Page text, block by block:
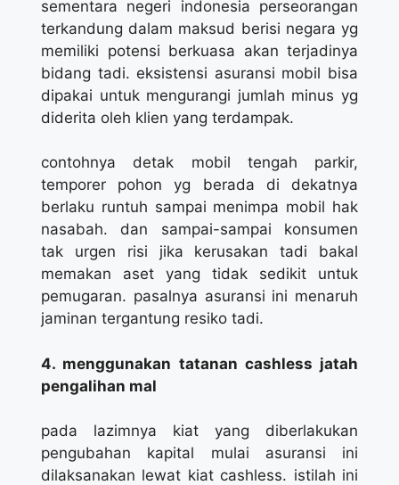
sementara negeri indonesia perseorangan
terkandung dalam maksud berisi negara yg
memiliki potensi berkuasa akan terjadinya
bidang tadi. eksistensi asuransi mobil bisa
dipakai untuk mengurangi jumlah minus yg
diderita oleh klien yang terdampak.
contohnya detak mobil tengah parkir,
temporer pohon yg berada di dekatnya
berlaku runtuh sampai menimpa mobil hak
nasabah. dan sampai-sampai konsumen
tak urgen risi jika kerusakan tadi bakal
memakan aset yang tidak sedikit untuk
pemugaran. pasalnya asuransi ini menaruh
jaminan tergantung resiko tadi.
4. menggunakan tatanan cashless jatah
pengalihan mal
pada lazimnya kiat yang diberlakukan
pengubahan kapital mulai asuransi ini
dilaksanakan lewat kiat cashless. istilah ini